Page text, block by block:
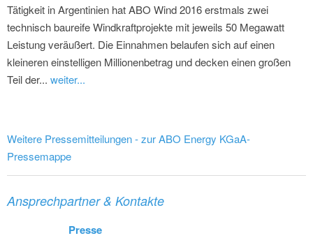
Tätigkeit in Argentinien hat ABO Wind 2016 erstmals zwei
technisch baureife Windkraftprojekte mit jeweils 50 Megawatt
Leistung veräußert. Die Einnahmen belaufen sich auf einen
kleineren einstelligen Millionenbetrag und decken einen großen
Teil der... weiter...
Weitere Pressemitteilungen - zur ABO Energy KGaA-
Pressemappe
Ansprechpartner & Kontakte
Presse